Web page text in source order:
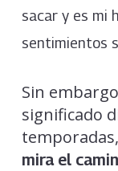
sacar y es mi
sentimientos
Sin
significado
temporadas,
mira el